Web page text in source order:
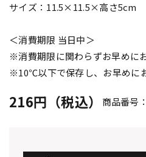
サイズ：11.5×11.5×高さ5cm
＜消費期限 当日中＞
※消費期限に関わらずお早めに
※10℃以下で保存し、お早めに
216円（税込） 商品番号